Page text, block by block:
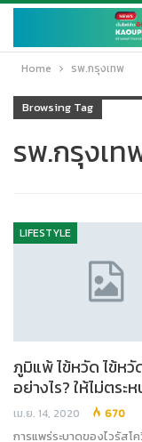
Home รพ.กรุงเทพ
Browsing Tag
รพ.กรุงเท
LIFESTYLE
ภูมิแพ้ ไข้หวัด ไข้ห
อย่างไร? ให้ไม่ตระ
เม.ย. 14, 2020 670
การแพร่ระบาดของไวรัสโ